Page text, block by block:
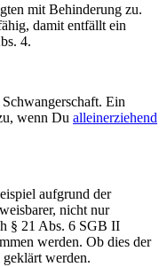
mit Behinderung zu.
damit entfällt ein
4.
Ein
wenn Du alleinerziehend
aufgrund der
nicht nur
§ 21 Abs. 6 SGB II
werden. Ob dies der
werden.